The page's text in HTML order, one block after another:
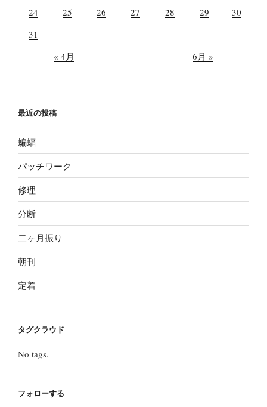
24
25 26 27 28 29
30
31
« 4月
6月 »
最近の投稿
蝙蝠
パッチワーク
修理
分断
二ヶ月振り
朝刊
定着
タグクラウド
No tags.
フォローする